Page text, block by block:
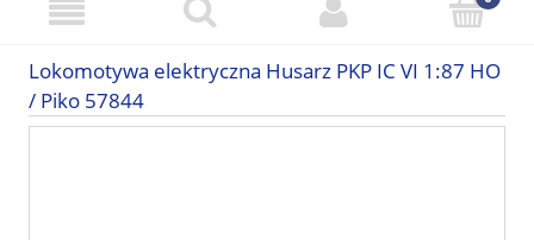
Lokomotywa elektryczna Husarz PKP IC VI 1:87 HO
/ Piko 57844